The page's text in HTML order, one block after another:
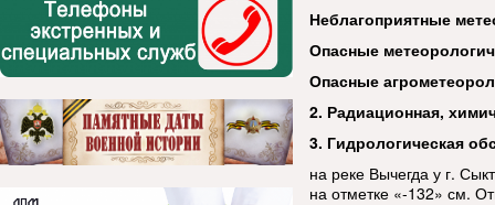
Неблагоприятные
Опасные
Опасные
2. Радиационная,
3. Гидрологическая
на реке Вычегда у г.
на отметке «-132» см.